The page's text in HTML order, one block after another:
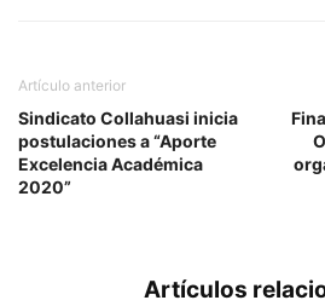
Artículo anterior
Sindicato Collahuasi inicia
postulaciones a “Aporte
Excelencia Académica
2020”
Artículos